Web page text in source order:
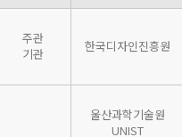
주관
기관
한국디자인진흥원
울산과학기술원
UNIST